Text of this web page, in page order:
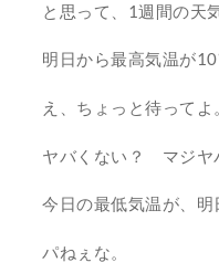
と思って、1週間の天
明日から最高気温が
え、ちょっと待ってよ
ヤバくない？ マジヤ
今日の最低気温が、明
パねぇな。